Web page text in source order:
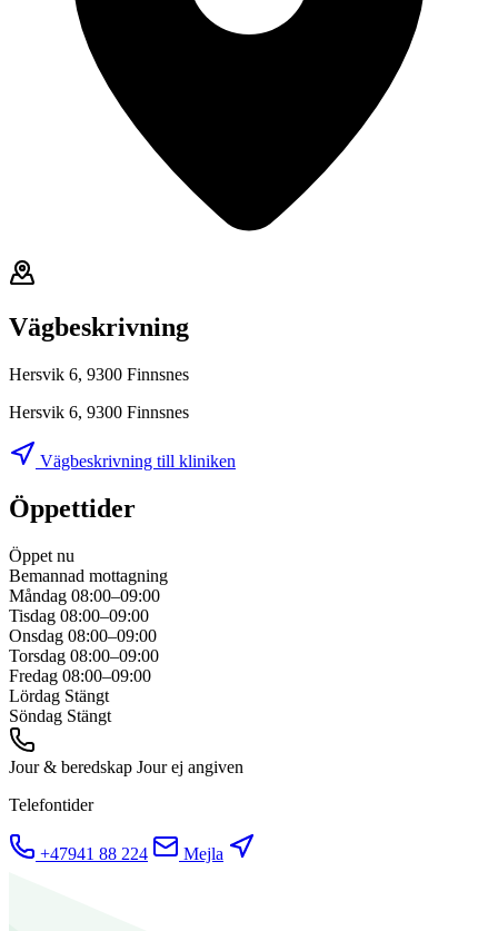
Vägbeskrivning
Hersvik 6, 9300 Finnsnes
Hersvik 6, 9300 Finnsnes
Vägbeskrivning till kliniken
Öppettider
Öppet nu
Bemannad mottagning
Måndag 08:00–09:00
Tisdag 08:00–09:00
Onsdag 08:00–09:00
Torsdag 08:00–09:00
Fredag 08:00–09:00
Lördag Stängt
Söndag Stängt
Jour & beredskap Jour ej angiven
Telefontider
+47941 88 224 Mejla